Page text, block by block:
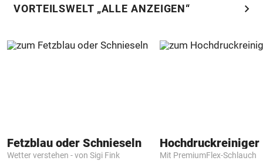
VORTEILSWELT „ALLE ANZEIGEN“ chevron_right
Fetzblau oder Schnieseln
Wetter verstehen - von Sigi Fink
Hochdruckreiniger
Mit PremiumFlex-Schlauch